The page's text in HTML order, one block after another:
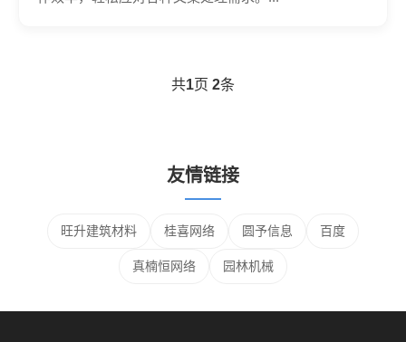
共1页 2条
友情链接
旺升建筑材料 桂喜网络 圆予信息 百度
真楠恒网络 园林机械